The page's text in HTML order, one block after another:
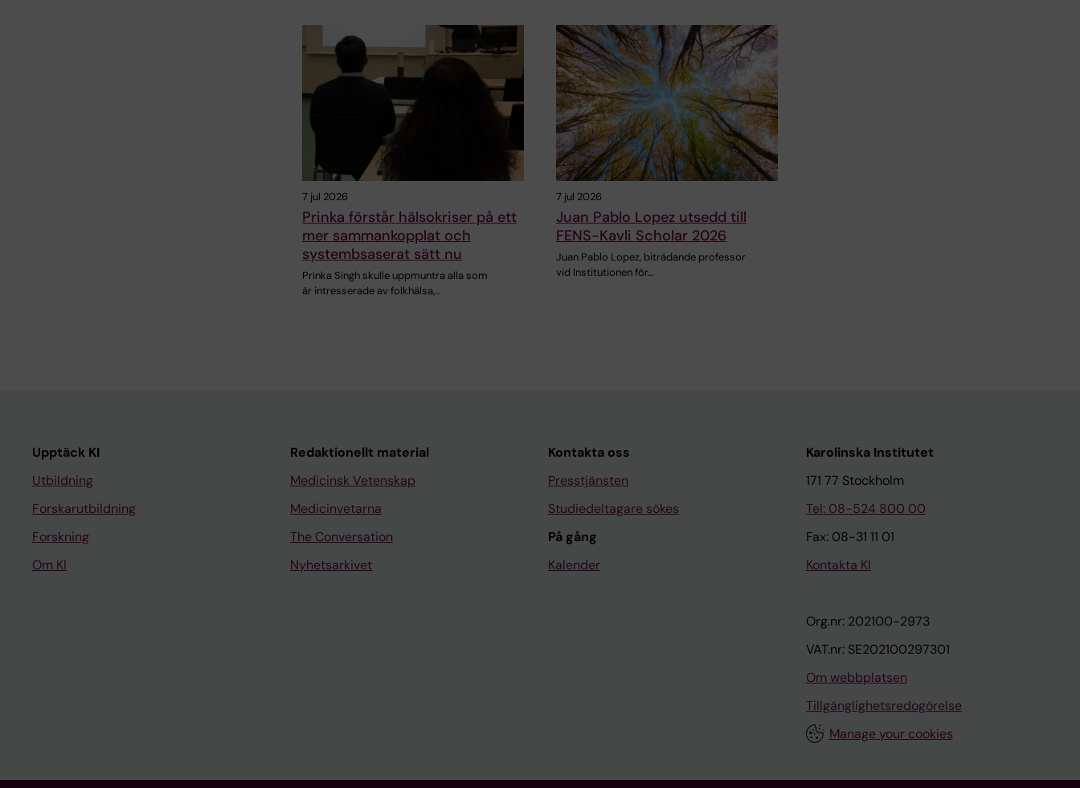
7 jul 2026
Prinka förstår hälsokriser på ett
mer sammankopplat och
systembsaserat sätt nu
Prinka Singh skulle uppmuntra alla som
är intresserade av folkhälsa,…
7 jul 2026
Juan Pablo Lopez utsedd till
FENS-Kavli Scholar 2026
Juan Pablo Lopez, biträdande professor
vid Institutionen för…
Upptäck KI
Utbildning
Forskarutbildning
Forskning
Om KI
Redaktionellt material
Medicinsk Vetenskap
Medicinvetarna
The Conversation
Nyhetsarkivet
Kontakta oss
Presstjänsten
Studiedeltagare sökes
På gång
Kalender
Karolinska Institutet
171 77 Stockholm
Tel: 08-524 800 00
Fax: 08-31 11 01
Kontakta KI
Org.nr: 202100-2973
VAT.nr: SE202100297301
Om webbplatsen
Tillgänglighetsredogörelse
Manage your cookies